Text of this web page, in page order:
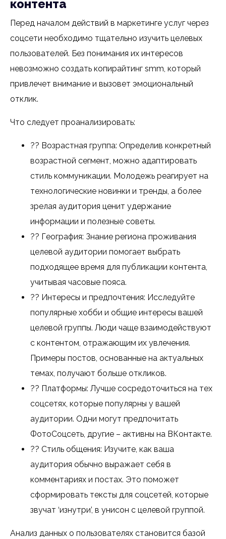
контента
Перед началом действий в маркетинге услуг через
соцсети необходимо тщательно изучить целевых
пользователей. Без понимания их интересов
невозможно создать копирайтинг smm, который
привлечет внимание и вызовет эмоциональный
отклик.
Что следует проанализировать:
?? Возрастная группа: Определив конкретный
возрастной сегмент, можно адаптировать
стиль коммуникации. Молодежь реагирует на
технологические новинки и тренды, а более
зрелая аудитория ценит удержание
информации и полезные советы.
?? География: Знание региона проживания
целевой аудитории помогает выбрать
подходящее время для публикации контента,
учитывая часовые пояса.
?? Интересы и предпочтения: Исследуйте
популярные хобби и общие интересы вашей
целевой группы. Люди чаще взаимодействуют
с контентом, отражающим их увлечения.
Примеры постов, основанные на актуальных
темах, получают больше откликов.
?? Платформы: Лучше сосредоточиться на тех
соцсетях, которые популярны у вашей
аудитории. Одни могут предпочитать
ФотоСоцсеть, другие – активны на ВКонтакте.
?? Стиль общения: Изучите, как ваша
аудитория обычно выражает себя в
комментариях и постах. Это поможет
сформировать тексты для соцсетей, которые
звучат ‘изнутри’, в унисон с целевой группой.
Анализ данных о пользователях становится базой